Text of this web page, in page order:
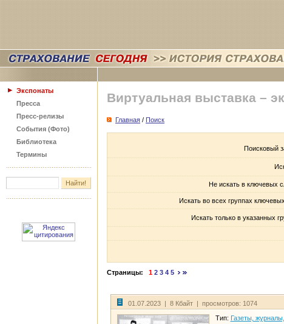
Экспонаты
Пресса
Пресс-релизы
События (Фото)
Библиотека
Термины
Виртуальная выставка –
Главная / Поиск
Поисковый
Не искать в ключевых
Искать во всех группах
Искать только в указанных
Страницы: 1 2 3 4 5
01.07.2023 | 8 Кбайт | просмотров: 1074
Тип: Газеты,